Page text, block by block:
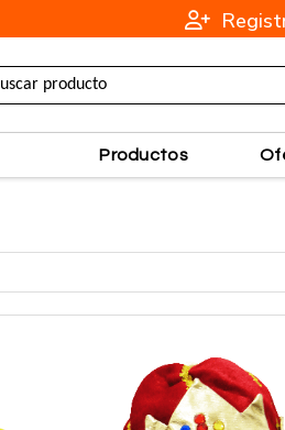
Productos